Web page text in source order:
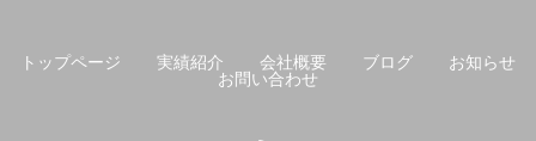
トップページ 実績紹介 会社概要 ブログ
お知らせ
お問い合わせ